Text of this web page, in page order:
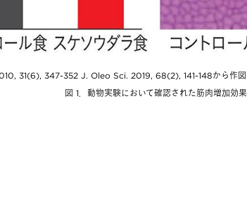
31(6), 347-352 J. Oleo Sci. 2019, 68(2), 141-148から作図
図 1．動物実験において確認された筋肉増加効果